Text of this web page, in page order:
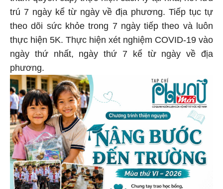
trú 7 ngày kể từ ngày về địa phương. Tiếp tục tự
theo dõi sức khỏe trong 7 ngày tiếp theo và luôn
thực hiện 5K. Thực hiện xét nghiệm COVID-19 vào
ngày thứ nhất, ngày thứ 7 kể từ ngày về địa
phương.